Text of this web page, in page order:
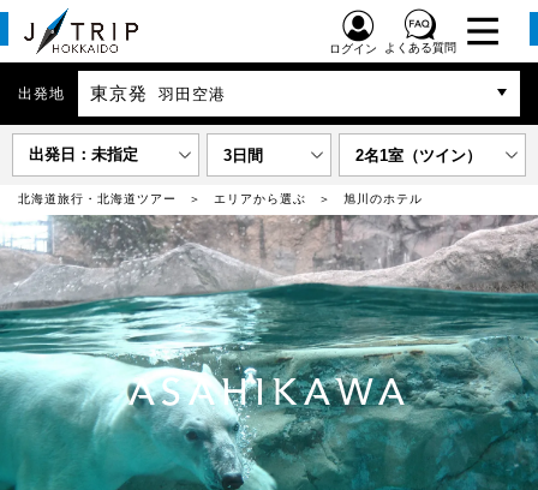
ログイン よくある質問
出発地 東京発 羽田空港
出発日：未指定 3日間 2名1室（ツイン）
北海道旅行・北海道ツアー エリアから選ぶ 旭川のホテル
ASAHIKAWA